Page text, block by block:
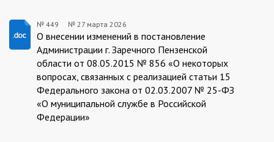
27.03.2026/449
№ 449 № 27 марта 2026
О внесении изменений в постановление
Администрации г. Заречного Пензенской
области от 08.05.2015 № 856 «О некоторых
вопросах, связанных с реализацией статьи 15
Федерального закона от 02.03.2007 № 25-ФЗ
«О муниципальной службе в Российской
Федерации»